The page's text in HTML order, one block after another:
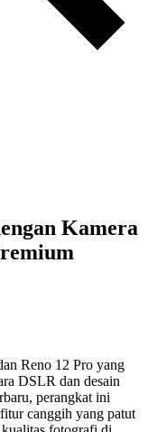
Kamera
Reno 12 Pro yang
DSLR dan desain
perangkat ini
canggih yang patut